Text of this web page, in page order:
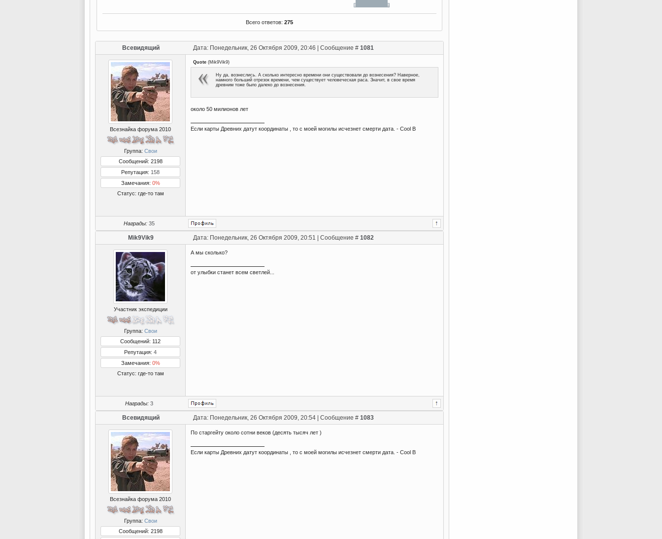
Всего ответов: 275
Всевидящий Дата: Понедельник, 26 Октября 2009, 20:46 | Сообщение # 1081
Всезнайка форума 2010
Группа: Свои
Сообщений: 2198
Репутация: 158
Замечания: 0%
Статус: где-то там
Quote (Mik9Vik9)
Ну да, вознеслись. А сколько интересно времени они существовали до вознесения? Наверное,
намного больший отрезок времени, чем существует человеческая раса. Значит, в свое время
древним тоже было далеко до вознесения.
около 50 милионов лет
Если карты Древних датут координаты , то с моей могилы исчезнет смерти дата. - Сool B
Награды: 35
Mik9Vik9 Дата: Понедельник, 26 Октября 2009, 20:51 | Сообщение # 1082
Участник экспедиции
Группа: Свои
Сообщений: 112
Репутация: 4
Замечания: 0%
Статус: где-то там
А мы сколько?
от улыбки станет всем светлей...
Награды: 3
Всевидящий Дата: Понедельник, 26 Октября 2009, 20:54 | Сообщение # 1083
Всезнайка форума 2010
Группа: Свои
Сообщений: 2198
По старгейту около сотни веков (десять тысяч лет )
Если карты Древних датут координаты , то с моей могилы исчезнет смерти дата. - Сool B